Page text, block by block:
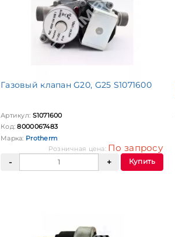
Газовый клапан G20, G25 S1071600
Артикул: S1071600
Код:8000067483
Марка: Protherm
Розничная цена: По запросу
Купить